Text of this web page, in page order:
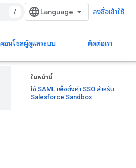
/ ลงชื่อเข้าใช้
คอนโซลผู้ดูแลระบบ ติดต่อเรา
ในหน้านี้
ใช้ SAML เพื่อตั้งค่า SSO สำหรับ
Salesforce Sandbox